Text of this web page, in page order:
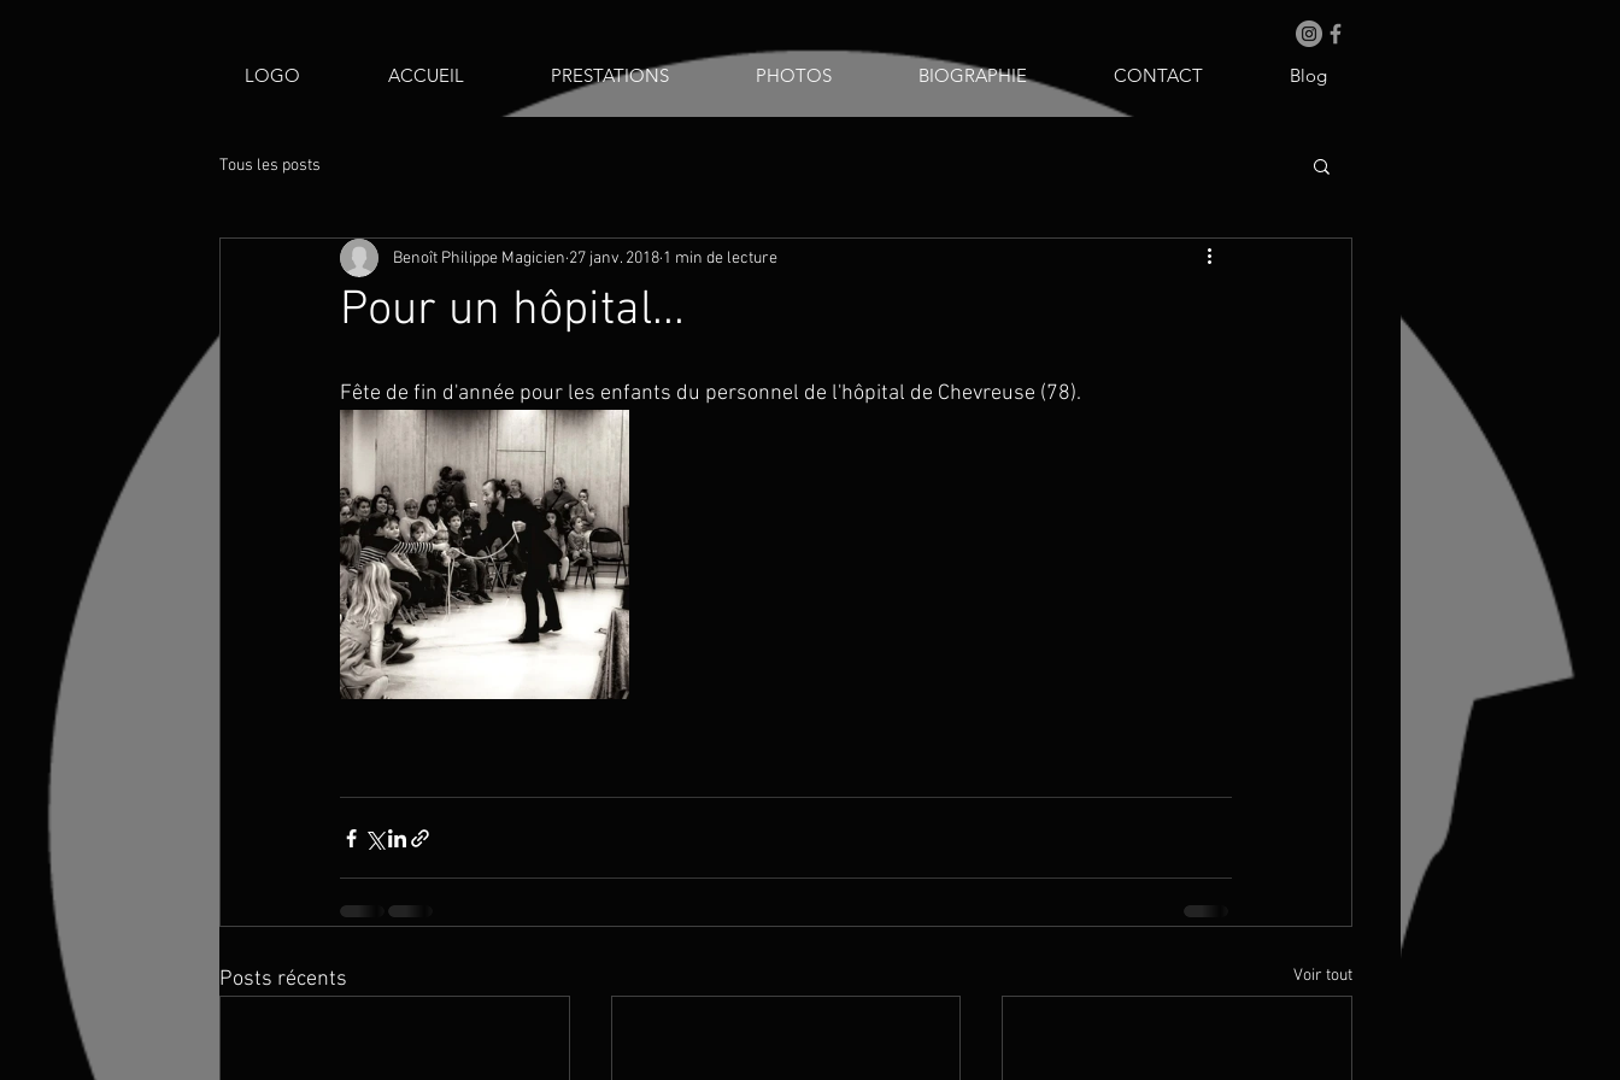
LOGO ACCUEIL PRESTATIONS PHOTOS BIOGRAPHIE CONTACT Blog
Tous les posts
Pour un hôpital...
Benoît Philippe Magicien 27 janv. 2018 1 min de lecture
Fête de fin d'année pour les enfants du personnel de l'hôpital de Chevreuse (78).
Posts récents Voir tout